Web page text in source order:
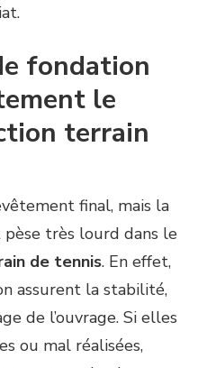
fondation
le
terrain
final, mais la
très lourd dans le
de tennis. En effet,
assurent la stabilité,
de l’ouvrage. Si elles
ou mal réalisées,